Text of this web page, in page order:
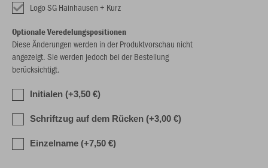
Logo SG Hainhausen + Kurz
Optionale Veredelungspositionen
Diese Änderungen werden in der Produktvorschau nicht
angezeigt. Sie werden jedoch bei der Bestellung
berücksichtigt.
Initialen (+3,50 €)
Schriftzug auf dem Rücken (+3,00 €)
Einzelname (+7,50 €)